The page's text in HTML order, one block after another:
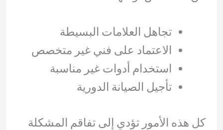
تجاهل العلامات البسيطة
الاعتماد على فني غير متخصص
استخدام أدوات غير مناسبة
تأجيل الصيانة الدورية
كل هذه الأمور تؤدي إلى تفاقم المشكلة